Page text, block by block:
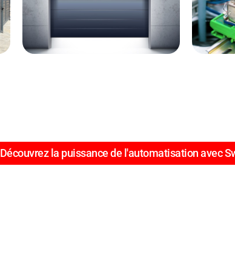
Découvrez la puissance de l'automatisation avec